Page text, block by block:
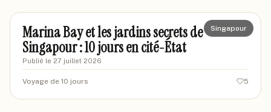
Singapour
Marina Bay et les jardins secrets de
Singapour : 10 jours en cité-État
Publié le 27 juillet 2026
Voyage de 10 jours 5
marinewanderer